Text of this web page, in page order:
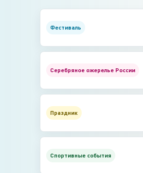
Фестиваль
Серебряное ожерелье России
Праздник
Спортивные события